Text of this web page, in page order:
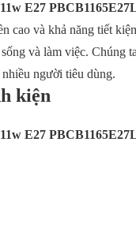
E27
cao và khả năng tiết
và làm việc. Chúng
người tiêu dùng.
kiện
E27